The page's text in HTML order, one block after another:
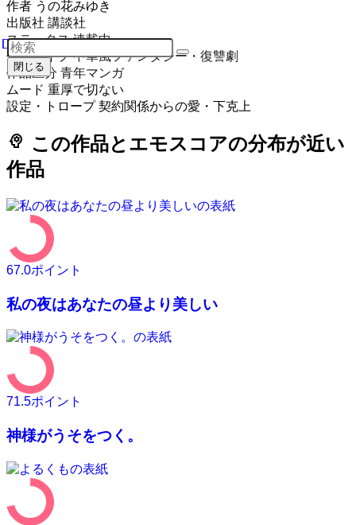
作者 うの花みゆき
出版社 講談社
ステータス 連載中
作品タイプ 中華風ファンタジー・復讐劇
作品区分 青年マンガ
ムード 重厚で切ない
設定・トロープ 契約関係からの愛・下克上
psychology この作品とエモスコアの分布が近い
作品
67.0ポイント
私の夜はあなたの昼より美しい
71.5ポイント
神様がうそをつく。
閉じる